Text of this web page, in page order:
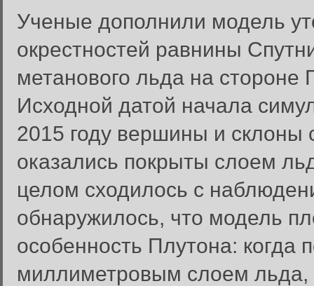
Ученые дополнили модель
окрестностей равнины
метанового льда на стороне
Исходной датой начала
2015 году вершины и склоны
оказались покрыты слоем
целом сходилось с
обнаружилось, что модель
особенность Плутона: когда
миллиметровым слоем льда,